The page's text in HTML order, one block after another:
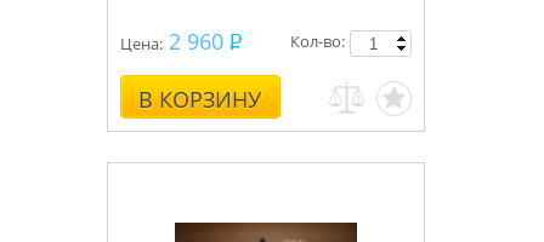
Цена: 2 960
В КОРЗИНУ
Кол-во: